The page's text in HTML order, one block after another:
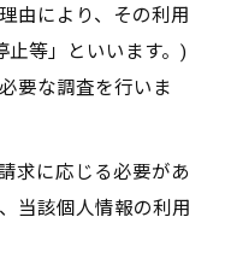
由により、その利用
等」といいます。)
要な調査を行いま
求に応じる必要があ
当該個人情報の利用